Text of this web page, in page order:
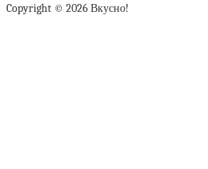
Copyright © 2026 Вкусно!